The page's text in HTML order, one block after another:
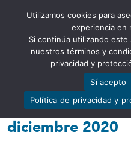
Abrir barra
Certificado de
Riesgos
diciembre 2020
Utilizamos cookies para
experiencia en
Si continúa utilizando
nuestros términos y
privacidad y
Sí acepto
Política de privacidad y